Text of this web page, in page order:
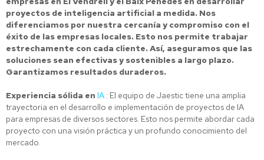
proyectos de inteligencia artificial a medida. Nos
diferenciamos por nuestra cercanía y compromiso con el
éxito de las empresas locales. Esto nos permite trabajar
estrechamente con cada cliente. Así, aseguramos que las
soluciones sean efectivas y sostenibles a largo plazo.
Garantizamos resultados duraderos.
Experiencia sólida en IA : El equipo de Jaestic tiene una amplia
trayectoria en el desarrollo e implementación de proyectos de IA
para empresas de diversos sectores. Esto nos permite abordar cada
proyecto con una visión práctica y un profundo conocimiento del
mercado.